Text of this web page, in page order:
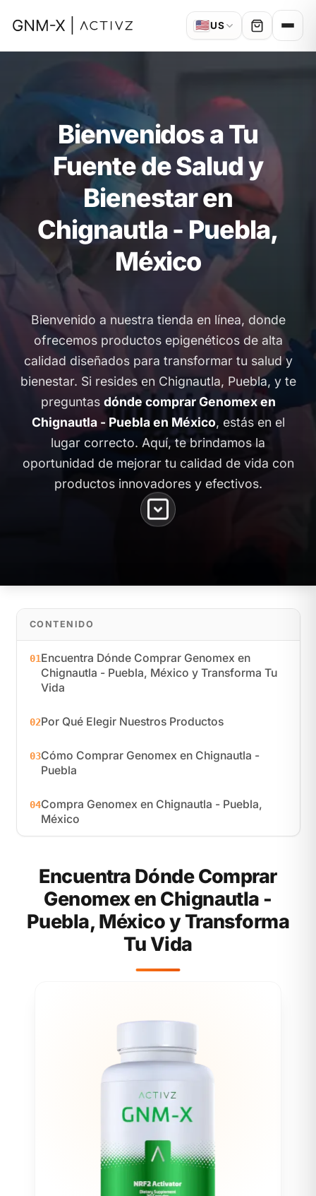
🇺🇸US
Bienvenidos a Tu
Fuente de Salud y
Bienestar en
Chignautla - Puebla,
México
Bienvenido a nuestra tienda en línea, donde
ofrecemos productos epigenéticos de alta
calidad diseñados para transformar tu salud y
bienestar. Si resides en Chignautla, Puebla, y te
preguntas dónde comprar Genomex en
Chignautla - Puebla en México, estás en el
lugar correcto. Aquí, te brindamos la
oportunidad de mejorar tu calidad de vida con
productos innovadores y efectivos.
CONTENIDO
01Encuentra Dónde Comprar Genomex en
Chignautla - Puebla, México y Transforma Tu
Vida
02Por Qué Elegir Nuestros Productos
03Cómo Comprar Genomex en Chignautla -
Puebla
04Compra Genomex en Chignautla - Puebla,
México
Encuentra Dónde Comprar
Genomex en Chignautla -
Puebla, México y Transforma
Tu Vida